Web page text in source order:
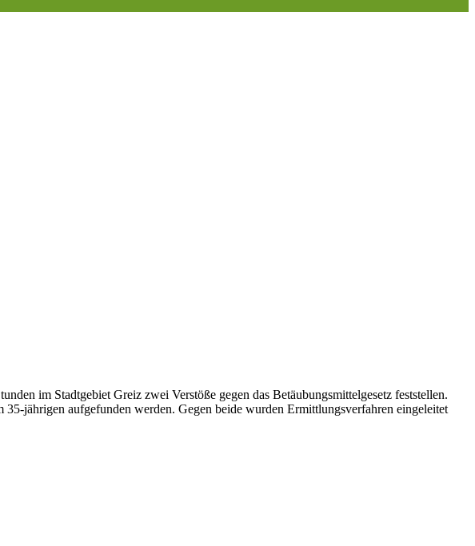
im Stadtgebiet Greiz zwei Verstöße gegen das Betäubungsmittelgesetz feststellen.
jährigen aufgefunden werden. Gegen beide wurden Ermittlungsverfahren eingeleitet